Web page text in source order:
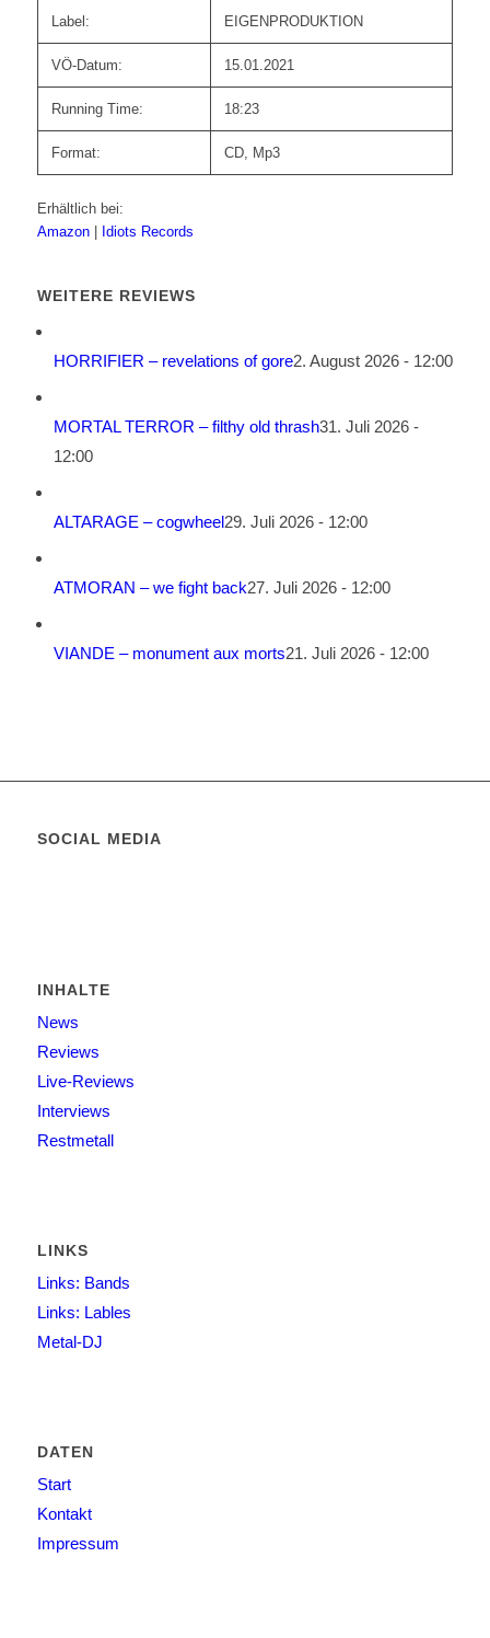
Label: EIGENPRODUKTION
VÖ-Datum: 15.01.2021
Running Time: 18:23
Format: CD, Mp3
Erhältlich bei:
Amazon
Idiots Records
WEITERE REVIEWS
HORRIFIER – revelations of gore2. August 2026 - 12:00
MORTAL TERROR – filthy old thrash31. Juli 2026 -
12:00
ALTARAGE – cogwheel29. Juli 2026 - 12:00
ATMORAN – we fight back27. Juli 2026 - 12:00
VIANDE – monument aux morts21. Juli 2026 - 12:00
SOCIAL MEDIA
INHALTE
News
Reviews
Live-Reviews
Interviews
Restmetall
LINKS
Links: Bands
Links: Lables
Metal-DJ
DATEN
Start
Kontakt
Impressum